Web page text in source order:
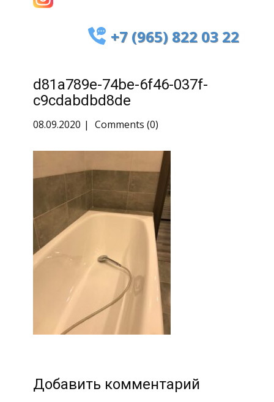
+7 (965) 822 03 22
d81a789e-74be-6f46-037f-
c9cdabdbd8de
08.09.2020 Comments (0)
Добавить комментарий